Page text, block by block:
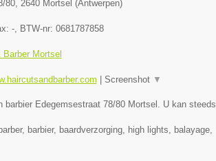
80, 2640 Mortsel (Antwerpen)
-, BTW-nr: 0681787858
Barber Mortsel
Screenshot ▼
barbier Edegemsestraat 78/80 Mortsel. U kan steeds
barbier, baardverzorging, high lights, balayage,